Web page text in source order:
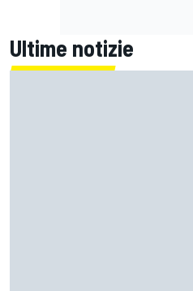
Ultime notizie